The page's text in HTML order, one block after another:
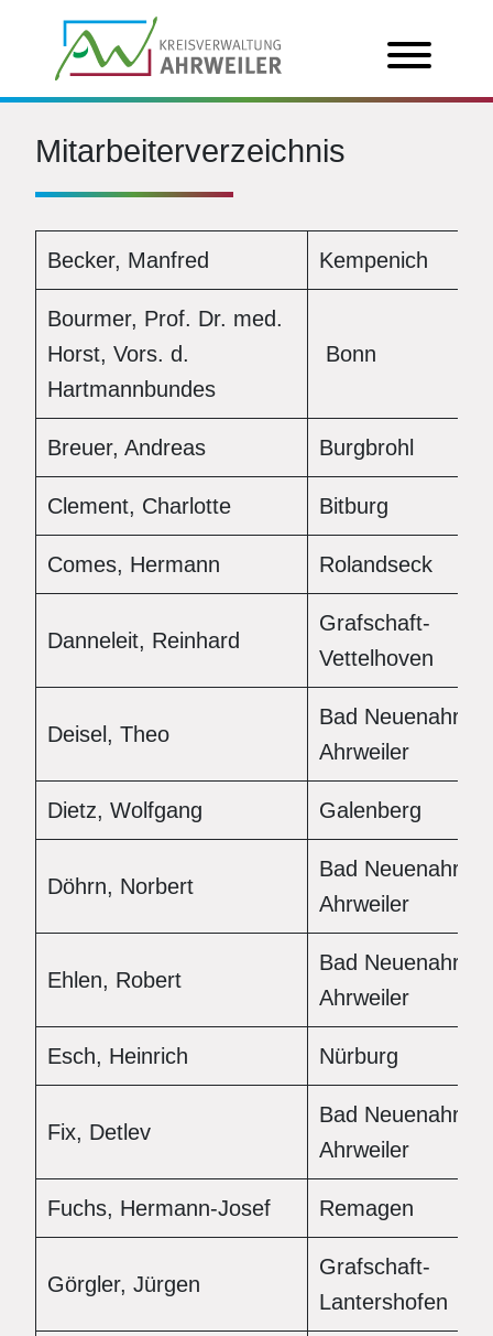
Mitarbeiterverzeichnis
Becker, Manfred Kempenich
Bourmer, Prof. Dr. med.
Horst, Vors. d.
Hartmannbundes
Bonn
Breuer, Andreas Burgbrohl
Clement, Charlotte Bitburg
Comes, Hermann Rolandseck
Danneleit, Reinhard
Grafschaft-
Vettelhoven
Deisel, Theo
Bad Neuenahr-
Ahrweiler
Dietz, Wolfgang Galenberg
Döhrn, Norbert
Bad Neuenahr-
Ahrweiler
Ehlen, Robert
Bad Neuenahr-
Ahrweiler
Esch, Heinrich Nürburg
Fix, Detlev
Bad Neuenahr-
Ahrweiler
Fuchs, Hermann-Josef Remagen
Görgler, Jürgen
Grafschaft-
Lantershofen